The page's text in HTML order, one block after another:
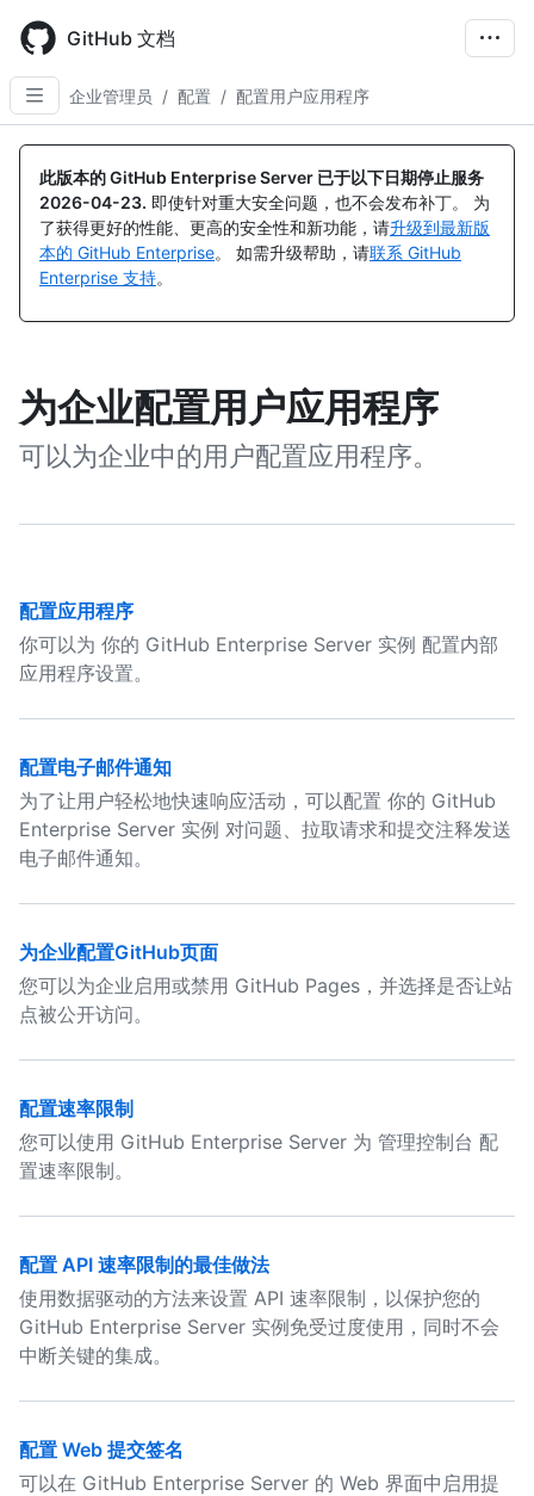
main
content
GitHub 文档
企业管理员 / 配置 / 配置用户应用程序
此版本的 GitHub Enterprise Server 已于以下日期停止服务
2026-04-23. 即使针对重大安全问题，也不会发布补丁。 为
了获得更好的性能、更高的安全性和新功能，请升级到最新版
本的 GitHub Enterprise。 如需升级帮助，请联系 GitHub
Enterprise 支持。
为企业配置用户应用程序
可以为企业中的用户配置应用程序。
配置应用程序
你可以为 你的 GitHub Enterprise Server 实例 配置内部
应用程序设置。
配置电子邮件通知
为了让用户轻松地快速响应活动，可以配置 你的 GitHub
Enterprise Server 实例 对问题、拉取请求和提交注释发送
电子邮件通知。
为企业配置GitHub页面
您可以为企业启用或禁用 GitHub Pages，并选择是否让站
点被公开访问。
配置速率限制
您可以使用 GitHub Enterprise Server 为 管理控制台 配
置速率限制。
配置 API 速率限制的最佳做法
使用数据驱动的方法来设置 API 速率限制，以保护您的
GitHub Enterprise Server 实例免受过度使用，同时不会
中断关键的集成。
配置 Web 提交签名
可以在 GitHub Enterprise Server 的 Web 界面中启用提